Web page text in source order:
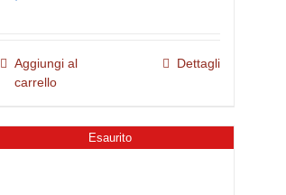
Aggiungi al
carrello
Dettagli
Esaurito